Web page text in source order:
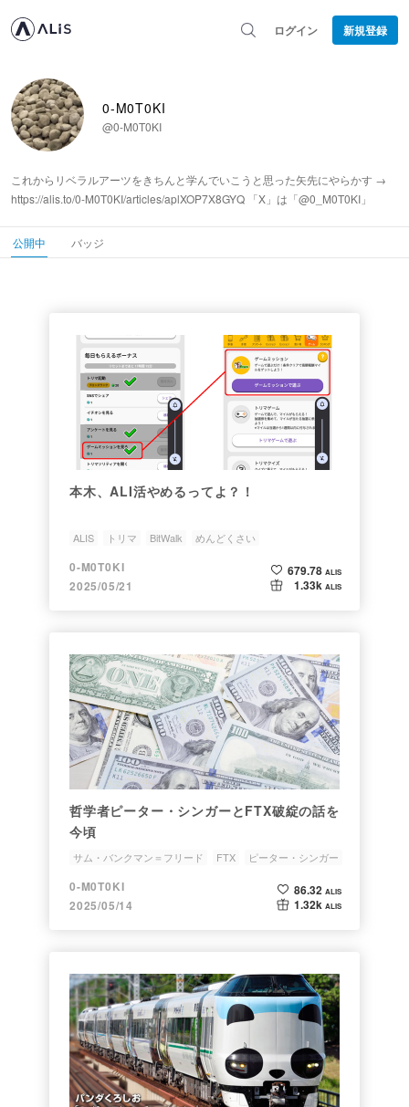
ログイン 新規登録
0-M0T0KI
@0-M0T0KI
これからリベラルアーツをきちんと学んでいこうと思った矢先にやらかす →
https://alis.to/0-M0T0KI/articles/aplXOP7X8GYQ 「X」は「@0_M0T0KI」
公開中 バッジ
本木、ALI活やめるってよ？！
ALIS トリマ BitWalk めんどくさい
0-M0T0KI
2025/05/21
679.78 ALIS
1.33k ALIS
哲学者ピーター・シンガーとFTX破綻の話を
今頃
サム・バンクマン＝フリード FTX
ピーター・シンガー
効果的利他主義
0-M0T0KI
2025/05/14
86.32 ALIS
1.32k ALIS